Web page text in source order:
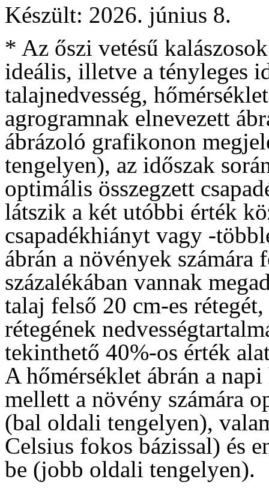
Készült: 2026. június 8.
* Az őszi vetésű
ideális, illetve a tényleges
talajnedvesség,
agrogramnak elnevezett
ábrázoló grafikonon
tengelyen), az időszak
optimális összegzett
látszik a két utóbbi érték
csapadékhiányt vagy -
ábrán a növények számára
százalékában vannak
talaj felső 20 cm-es
rétegének
tekinthető 40%-os érték
A hőmérséklet ábrán a
mellett a növény számára
(bal oldali tengelyen),
Celsius fokos bázissal) és
be (jobb oldali tengelyen).